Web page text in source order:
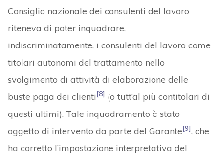
Consiglio nazionale dei consulenti del lavoro
riteneva di poter inquadrare,
indiscriminatamente, i consulenti del lavoro come
titolari autonomi del trattamento nello
svolgimento di attività di elaborazione delle
buste paga dei clienti[8] (o tutt’al più contitolari di
questi ultimi). Tale inquadramento è stato
oggetto di intervento da parte del Garante[9], che
ha corretto l’impostazione interpretativa del